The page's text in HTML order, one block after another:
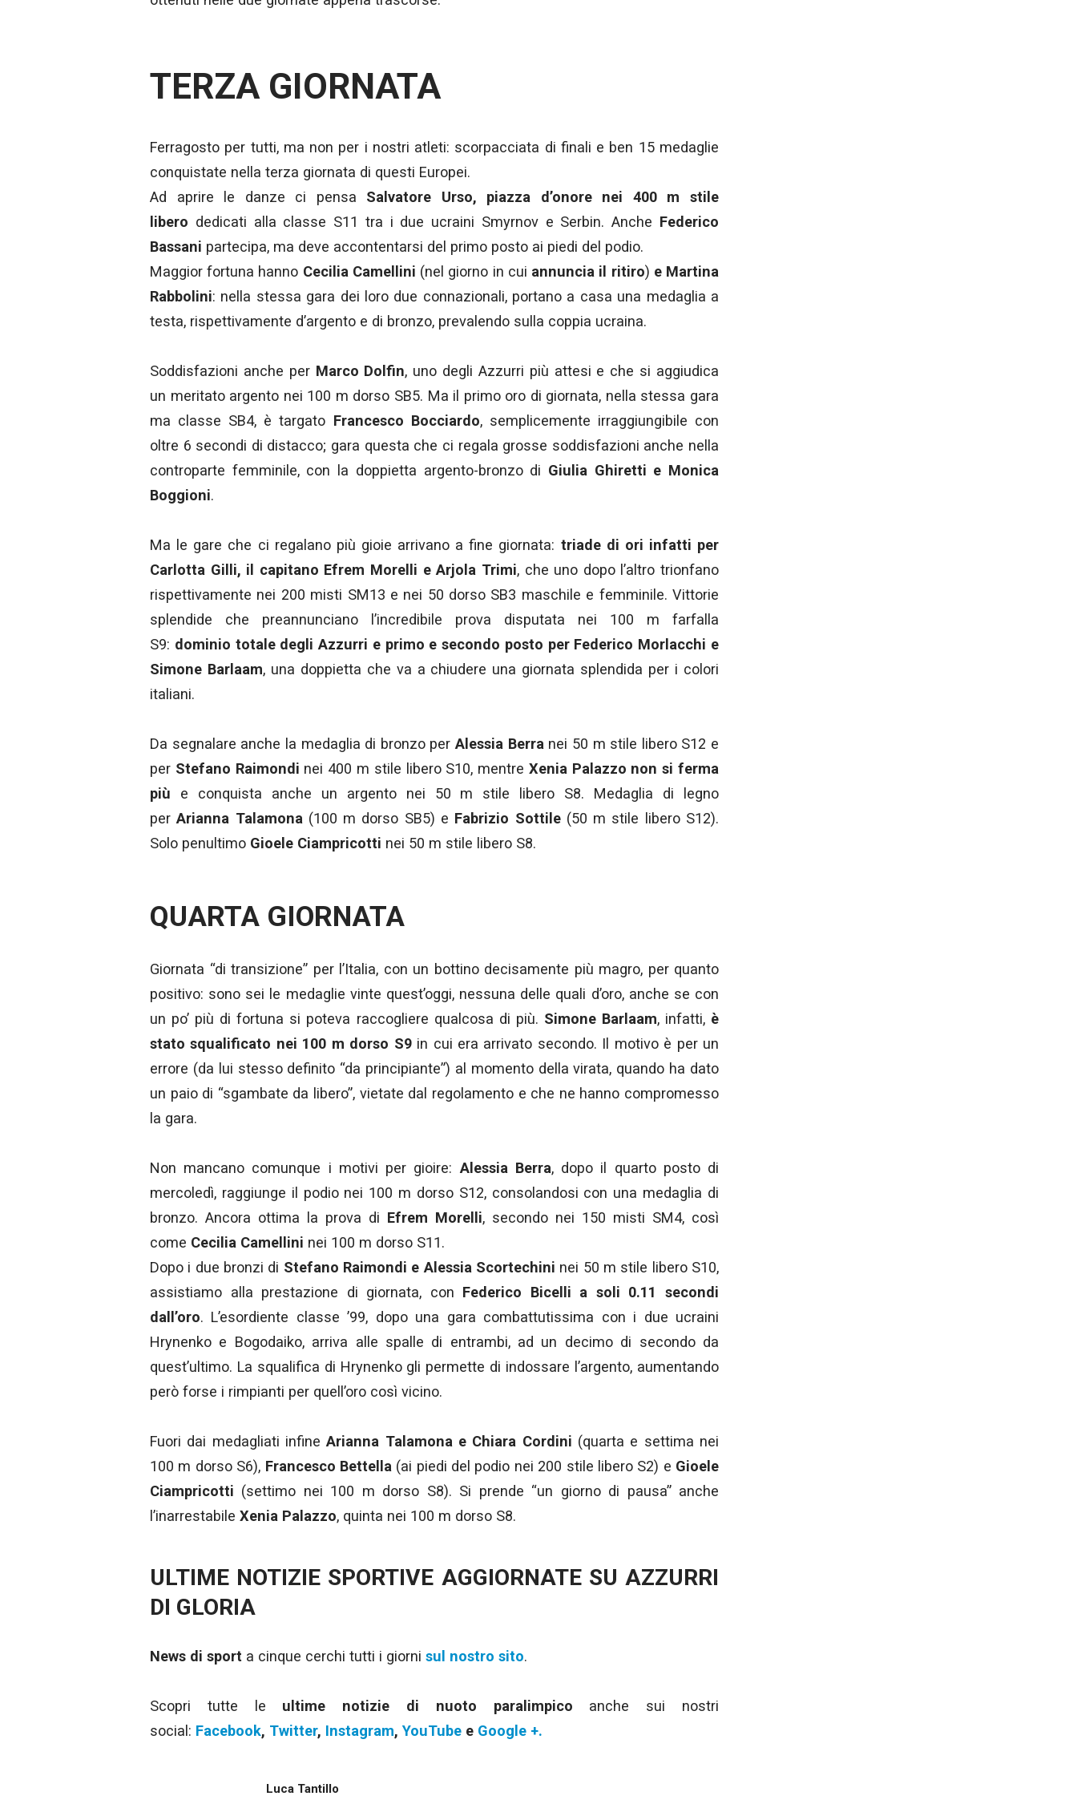
TERZA GIORNATA
Ferragosto per tutti, ma non per i nostri atleti: scorpacciata di finali e ben 15 medaglie
conquistate nella terza giornata di questi Europei.
Ad aprire le danze ci pensa Salvatore Urso, piazza d’onore nei 400 m stile
libero dedicati alla classe S11 tra i due ucraini Smyrnov e Serbin. Anche Federico
Bassani partecipa, ma deve accontentarsi del primo posto ai piedi del podio.
Maggior fortuna hanno Cecilia Camellini (nel giorno in cui annuncia il ritiro) e Martina
Rabbolini: nella stessa gara dei loro due connazionali, portano a casa una medaglia a
testa, rispettivamente d’argento e di bronzo, prevalendo sulla coppia ucraina.
Soddisfazioni anche per Marco Dolfin, uno degli Azzurri più attesi e che si aggiudica
un meritato argento nei 100 m dorso SB5. Ma il primo oro di giornata, nella stessa gara
ma classe SB4, è targato Francesco Bocciardo, semplicemente irraggiungibile con
oltre 6 secondi di distacco; gara questa che ci regala grosse soddisfazioni anche nella
controparte femminile, con la doppietta argento-bronzo di Giulia Ghiretti e Monica
Boggioni.
Ma le gare che ci regalano più gioie arrivano a fine giornata: triade di ori infatti per
Carlotta Gilli, il capitano Efrem Morelli e Arjola Trimi, che uno dopo l’altro trionfano
rispettivamente nei 200 misti SM13 e nei 50 dorso SB3 maschile e femminile. Vittorie
splendide che preannunciano l’incredibile prova disputata nei 100 m farfalla
S9: dominio totale degli Azzurri e primo e secondo posto per Federico Morlacchi e
Simone Barlaam, una doppietta che va a chiudere una giornata splendida per i colori
italiani.
Da segnalare anche la medaglia di bronzo per Alessia Berra nei 50 m stile libero S12 e
per Stefano Raimondi nei 400 m stile libero S10, mentre Xenia Palazzo non si ferma
più e conquista anche un argento nei 50 m stile libero S8. Medaglia di legno
perArianna Talamona (100 m dorso SB5) e Fabrizio Sottile(50 m stile libero S12).
Solo penultimo Gioele Ciampricotti nei 50 m stile libero S8.
QUARTA GIORNATA
Giornata “di transizione” per l’Italia, con un bottino decisamente più magro, per quanto
positivo: sono sei le medaglie vinte quest’oggi, nessuna delle quali d’oro, anche se con
un po’ più di fortuna si poteva raccogliere qualcosa di più. Simone Barlaam, infatti, è
stato squalificato nei 100 m dorso S9in cui era arrivato secondo. Il motivo è per un
errore (da lui stesso definito “da principiante”) al momento della virata, quando ha dato
un paio di “sgambate da libero”, vietate dal regolamento e che ne hanno compromesso
la gara.
Non mancano comunque i motivi per gioire: Alessia Berra, dopo il quarto posto di
mercoledì, raggiunge il podio nei 100 m dorso S12, consolandosi con una medaglia di
bronzo. Ancora ottima la prova di Efrem Morelli, secondo nei 150 misti SM4, così
come Cecilia Camellini nei 100 m dorso S11.
Dopo i due bronzi di Stefano Raimondi e Alessia Scortechini nei 50 m stile libero S10,
assistiamo alla prestazione di giornata, con Federico Bicelli a soli 0.11 secondi
dall’oro. L’esordiente classe ’99, dopo una gara combattutissima con i due ucraini
Hrynenko e Bogodaiko, arriva alle spalle di entrambi, ad un decimo di secondo da
quest’ultimo. La squalifica di Hrynenko gli permette di indossare l’argento, aumentando
però forse i rimpianti per quell’oro così vicino.
Fuori dai medagliati infineArianna Talamona e Chiara Cordini (quarta e settima nei
100 m dorso S6), Francesco Bettella (ai piedi del podio nei 200 stile libero S2) e Gioele
Ciampricotti (settimo nei 100 m dorso S8). Si prende “un giorno di pausa” anche
l’inarrestabile Xenia Palazzo, quinta nei 100 m dorso S8.
ULTIME NOTIZIE SPORTIVE AGGIORNATE SU AZZURRI
DI GLORIA
News di sport a cinque cerchi tutti i giorni sul nostro sito.
Scopri tutte le ultime notizie di nuoto paralimpico anche sui nostri
social: Facebook, Twitter, Instagram, YouTube e Google +.
Luca Tantillo